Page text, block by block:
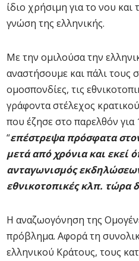
ίδιο χρήσιμη για το νου και
γνώση της ελληνικής.
Με την ομιλούσα την
αναστήσουμε και πάλι τους
ομοσπονδίες, τις
γράφοντα στέλεχος
που έζησε στο παρελθόν
“επέστρεψα πρόσφατα
μετά από χρόνια και εκεί
ανταγωνισμός
εθνικοτοπικές κλπ. τώρα
Η αναζωογόνηση της
πρόβλημα. Αφορά τη
ελληνικού Κράτους, τους